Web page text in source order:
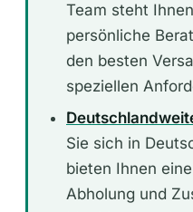
Team steht
persönliche
den besten
speziellen
Sie sich in
bieten Ihnen
Abholung und